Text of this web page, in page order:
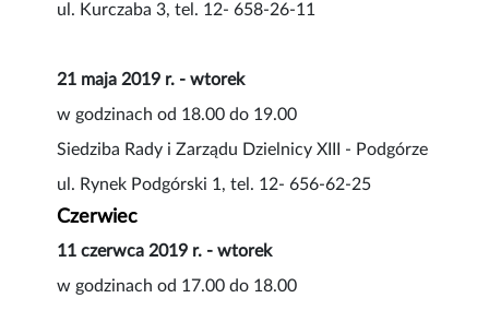
ul. Kurczaba 3, tel. 12- 658-26-11
21 maja 2019 r. - wtorek
w godzinach od 18.00 do 19.00
Siedziba Rady i Zarządu Dzielnicy XIII - Podgórze
ul. Rynek Podgórski 1, tel. 12- 656-62-25
Czerwiec
11 czerwca 2019 r. - wtorek
w godzinach od 17.00 do 18.00